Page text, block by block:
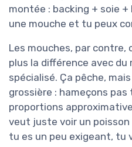
montée : backing + soie
une mouche et tu peux
Les mouches, par contre,
plus la différence avec
spécialisé. Ça pêche,
grossière : hameçons
proportions
veut juste voir un poisson
tu es un peu exigeant, tu